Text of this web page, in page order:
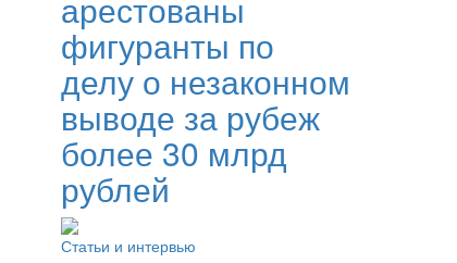
арестованы
фигуранты по
делу о незаконном
выводе за рубеж
более 30 млрд
рублей
Статьи и интервью